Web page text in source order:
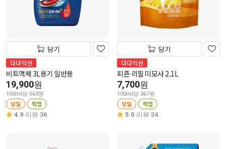
담기
다다익선
비트액체 3L용기 일반용
19,900원
100ml당 663원
당일 픽업
4.9 리뷰 36
담기
다다익선
피죤 리필 미모사 2.1L
7,700원
100ml당 367원
당일 픽업
5.0 리뷰 34